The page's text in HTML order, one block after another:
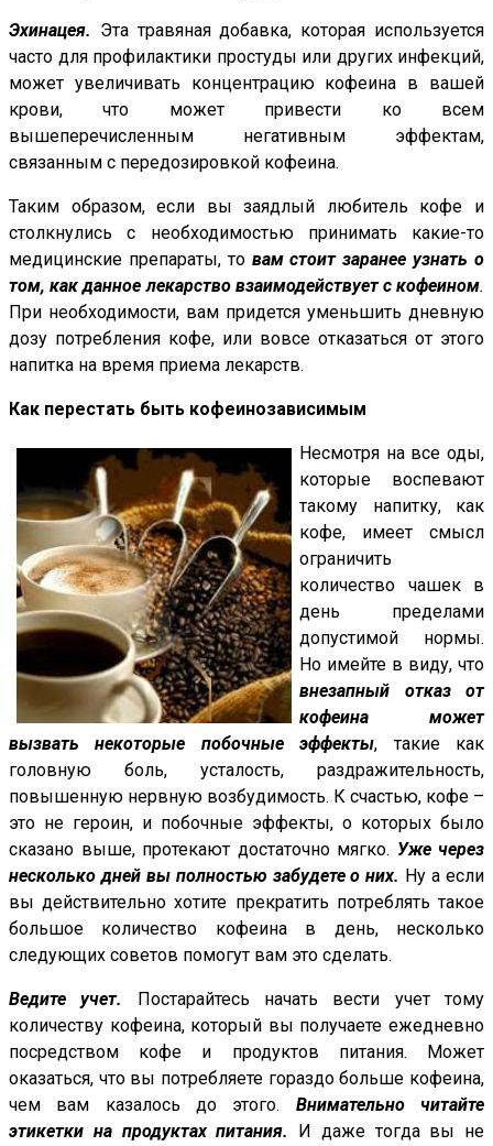
Эхинацея. Эта травяная добавка, которая используется
часто для профилактики простуды или других инфекций,
может увеличивать концентрацию кофеина в вашей
крови, что может привести ко всем
вышеперечисленным негативным эффектам,
связанным с передозировкой кофеина.
Таким образом, если вы заядлый любитель кофе и
столкнулись с необходимостью принимать какие-то
медицинские препараты, то вам стоит заранее узнать о
том, как данное лекарство взаимодействует с кофеином.
При необходимости, вам придется уменьшить дневную
дозу потребления кофе, или вовсе отказаться от этого
напитка на время приема лекарств.
Как перестать быть кофеинозависимым
Несмотря на все оды,
которые воспевают
такому напитку, как
кофе, имеет смысл
ограничить
количество чашек в
день пределами
допустимой нормы.
Но имейте в виду, что
внезапный отказ от
кофеина может
вызвать некоторые побочные эффекты, такие как
головную боль, усталость, раздражительность,
повышенную нервную возбудимость. К счастью, кофе –
это не героин, и побочные эффекты, о которых было
сказано выше, протекают достаточно мягко. Уже через
несколько дней вы полностью забудете о них. Ну а если
вы действительно хотите прекратить потреблять такое
большое количество кофеина в день, несколько
следующих советов помогут вам это сделать.
Ведите учет.
Постарайтесь начать вести учет тому
количеству кофеина, который вы получаете ежедневно
посредством кофе и продуктов питания. Может
оказаться, что вы потребляете гораздо больше кофеина,
чем вам казалось до этого. Внимательно читайте
этикетки на продуктах питания.
И даже тогда вы не